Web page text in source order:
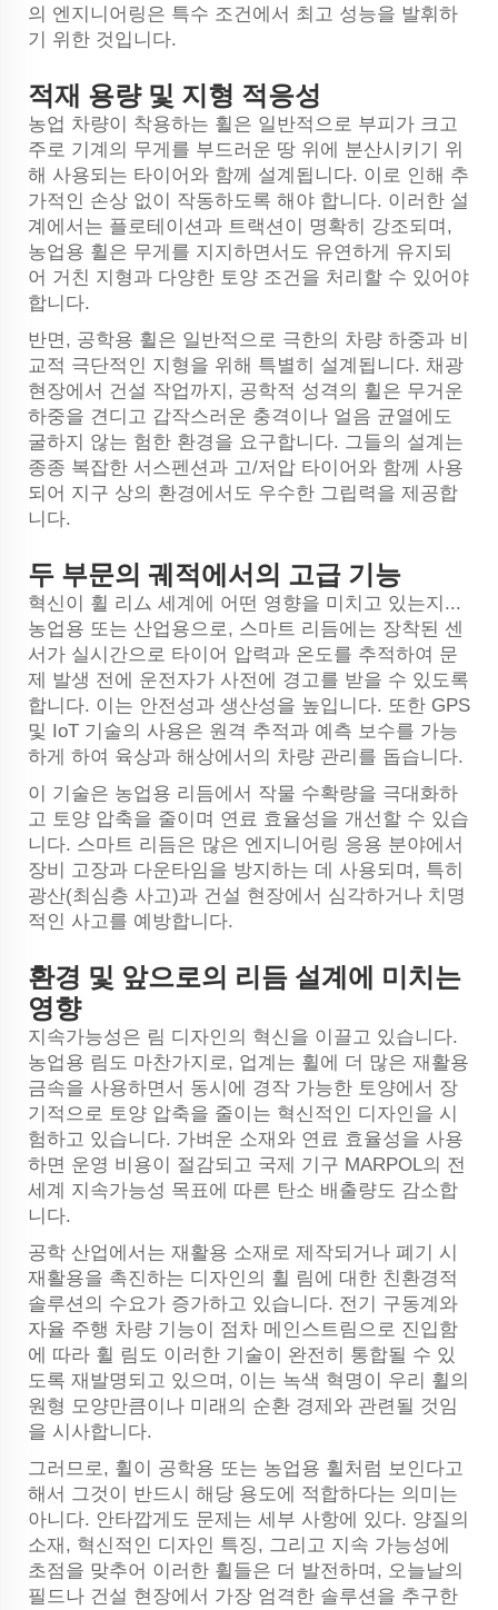
의 엔지니어링은 특수 조건에서 최고 성능을 발휘하
기 위한 것입니다.
적재 용량 및 지형 적응성
농업 차량이 착용하는 휠은 일반적으로 부피가 크고
주로 기계의 무게를 부드러운 땅 위에 분산시키기 위
해 사용되는 타이어와 함께 설계됩니다. 이로 인해 추
가적인 손상 없이 작동하도록 해야 합니다. 이러한 설
계에서는 플로테이션과 트랙션이 명확히 강조되며,
농업용 휠은 무게를 지지하면서도 유연하게 유지되
어 거친 지형과 다양한 토양 조건을 처리할 수 있어야
합니다.
반면, 공학용 휠은 일반적으로 극한의 차량 하중과 비
교적 극단적인 지형을 위해 특별히 설계됩니다. 채광
현장에서 건설 작업까지, 공학적 성격의 휠은 무거운
하중을 견디고 갑작스러운 충격이나 얼음 균열에도
굴하지 않는 험한 환경을 요구합니다. 그들의 설계는
종종 복잡한 서스펜션과 고/저압 타이어와 함께 사용
되어 지구 상의 환경에서도 우수한 그립력을 제공합
니다.
두 부문의 궤적에서의 고급 기능
혁신이 휠 리ム 세계에 어떤 영향을 미치고 있는지...
농업용 또는 산업용으로, 스마트 리듬에는 장착된 센
서가 실시간으로 타이어 압력과 온도를 추적하여 문
제 발생 전에 운전자가 사전에 경고를 받을 수 있도록
합니다. 이는 안전성과 생산성을 높입니다. 또한 GPS
및 IoT 기술의 사용은 원격 추적과 예측 보수를 가능
하게 하여 육상과 해상에서의 차량 관리를 돕습니다.
이 기술은 농업용 리듬에서 작물 수확량을 극대화하
고 토양 압축을 줄이며 연료 효율성을 개선할 수 있습
니다. 스마트 리듬은 많은 엔지니어링 응용 분야에서
장비 고장과 다운타임을 방지하는 데 사용되며, 특히
광산(최심층 사고)과 건설 현장에서 심각하거나 치명
적인 사고를 예방합니다.
환경 및 앞으로의 리듬 설계에 미치는
영향
지속가능성은 림 디자인의 혁신을 이끌고 있습니다.
농업용 림도 마찬가지로, 업계는 휠에 더 많은 재활용
금속을 사용하면서 동시에 경작 가능한 토양에서 장
기적으로 토양 압축을 줄이는 혁신적인 디자인을 시
험하고 있습니다. 가벼운 소재와 연료 효율성을 사용
하면 운영 비용이 절감되고 국제 기구 MARPOL의 전
세계 지속가능성 목표에 따른 탄소 배출량도 감소합
니다.
공학 산업에서는 재활용 소재로 제작되거나 폐기 시
재활용을 촉진하는 디자인의 휠 림에 대한 친환경적
솔루션의 수요가 증가하고 있습니다. 전기 구동계와
자율 주행 차량 기능이 점차 메인스트림으로 진입함
에 따라 휠 림도 이러한 기술이 완전히 통합될 수 있
도록 재발명되고 있으며, 이는 녹색 혁명이 우리 휠의
원형 모양만큼이나 미래의 순환 경제와 관련될 것임
을 시사합니다.
그러므로, 휠이 공학용 또는 농업용 휠처럼 보인다고
해서 그것이 반드시 해당 용도에 적합하다는 의미는
아니다. 안타깝게도 문제는 세부 사항에 있다. 양질의
소재, 혁신적인 디자인 특징, 그리고 지속 가능성에
초점을 맞추어 이러한 휠들은 더 발전하며, 오늘날의
필드나 건설 현장에서 가장 엄격한 솔루션을 추구한